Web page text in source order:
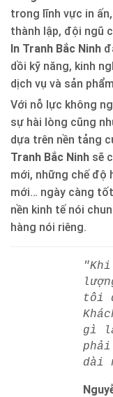
trong lĩnh vực in
thành lập, đội ngũ
In Tranh Bắc Ninh
dồi kỹ năng, kinh
dịch vụ và sản
Với nỗ lực không
sự hài lòng cũng
dựa trên nền tảng
Tranh Bắc Ninh sẽ
mới, những chế độ
mới… ngày càng
nền kinh tế nói
hàng nói riêng.
tôi
gì
dài